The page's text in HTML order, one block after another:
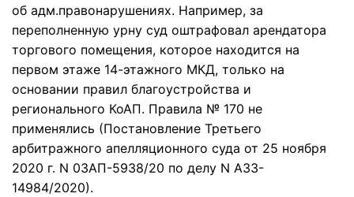
об адм.правонарушениях. Например, за
переполненную урну суд оштрафовал арендатора
торгового помещения, которое находится на
первом этаже 14-этажного МКД, только на
основании правил благоустройства и
регионального КоАП. Правила № 170 не
применялись (Постановление Третьего
арбитражного апелляционного суда от 25 ноября
2020 г. N 03АП-5938/20 по делу N А33-
14984/2020).